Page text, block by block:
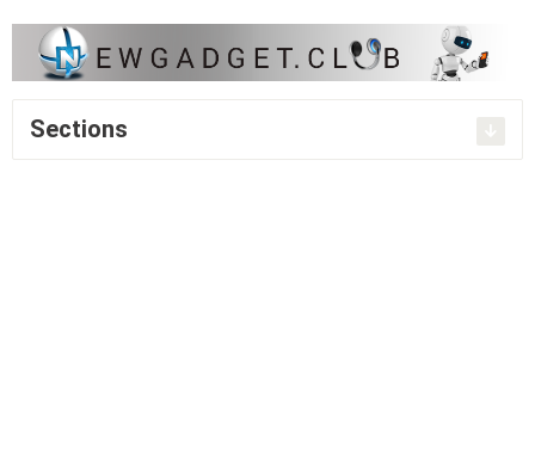
Sections